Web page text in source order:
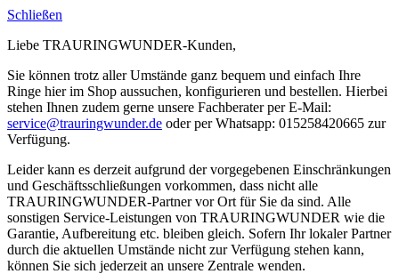
Schließen
Liebe TRAURINGWUNDER-Kunden,
Sie können trotz aller Umstände ganz bequem und einfach Ihre
Ringe hier im Shop aussuchen, konfigurieren und bestellen. Hierbei
stehen Ihnen zudem gerne unsere Fachberater per E-Mail:
service@trauringwunder.de oder per Whatsapp: 015258420665 zur
Verfügung.
Leider kann es derzeit aufgrund der vorgegebenen Einschränkungen
und Geschäftsschließungen vorkommen, dass nicht alle
TRAURINGWUNDER-Partner vor Ort für Sie da sind. Alle
sonstigen Service-Leistungen von TRAURINGWUNDER wie die
Garantie, Aufbereitung etc. bleiben gleich. Sofern Ihr lokaler Partner
durch die aktuellen Umstände nicht zur Verfügung stehen kann,
können Sie sich jederzeit an unsere Zentrale wenden.